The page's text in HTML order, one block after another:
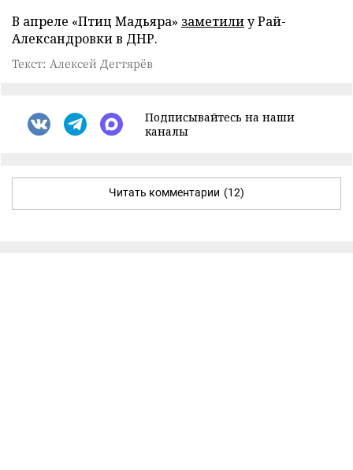
В апреле «Птиц Мадьяра» заметилиу Рай-
Александровки в ДНР.
Текст: Алексей Дегтярёв
Подписывайтесь на наши
каналы
Читать комментарии (12)